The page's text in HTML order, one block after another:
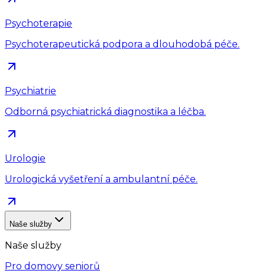
Psychoterapie
Psychoterapeutická podpora a dlouhodobá péče.
Psychiatrie
Odborná psychiatrická diagnostika a léčba.
Urologie
Urologická vyšetření a ambulantní péče.
Naše služby
Naše služby
Pro domovy seniorů